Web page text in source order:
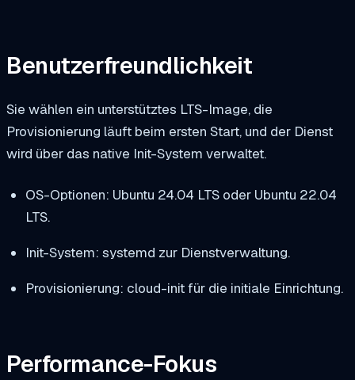
Benutzerfreundlichkeit
Sie wählen ein unterstütztes LTS-Image, die
Provisionierung läuft beim ersten Start, und der Dienst
wird über das native Init-System verwaltet.
OS-Optionen: Ubuntu 24.04 LTS oder Ubuntu 22.04
LTS.
Init-System: systemd zur Dienstverwaltung.
Provisionierung: cloud-init für die initiale Einrichtung.
Performance-Fokus